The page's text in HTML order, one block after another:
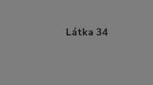
Látka 34